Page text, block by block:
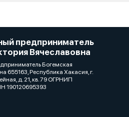
предприниматель
Вячеславовна
Богемская
655163, Республика Хакасия, г.
д. 21, кв. 79 ОГРНИП
190120695393